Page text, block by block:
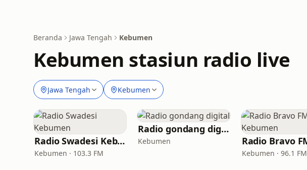
Beranda Jawa Tengah Kebumen
Kebumen stasiun radio live
Jawa Tengah Kebumen
Radio Swadesi Kebumen
Kebumen · 103.3 FM
Radio gondang digital
Kebumen
Kebumen · 96.1 FM